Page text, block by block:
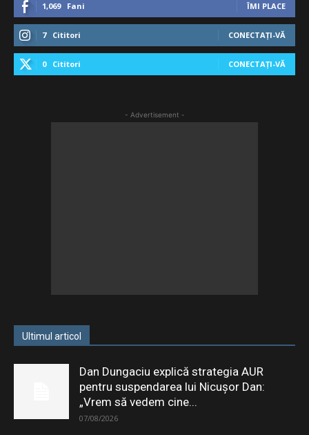
1,069 Fani ÎMI PLACE
7 Cititori CONECTAȚI-VĂ
0 Cititori CONECTAȚI-VĂ
- Advertisement -
Ultimul articol
Dan Dungaciu explică strategia AUR
pentru suspendarea lui Nicușor Dan:
„Vrem să vedem cine...
07/08/2026